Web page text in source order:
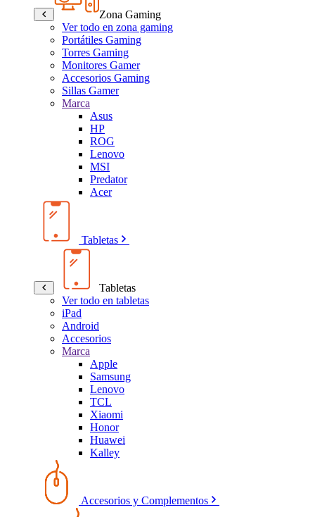
Zona Gaming
Ver todo en zona gaming
Portátiles Gaming
Torres Gaming
Monitores Gamer
Accesorios Gaming
Sillas Gamer
Marca
Asus
HP
ROG
Lenovo
MSI
Predator
Acer
Tabletas
Tabletas
Ver todo en tabletas
iPad
Android
Accesorios
Marca
Apple
Samsung
Lenovo
TCL
Xiaomi
Honor
Huawei
Kalley
Accesorios y Complementos